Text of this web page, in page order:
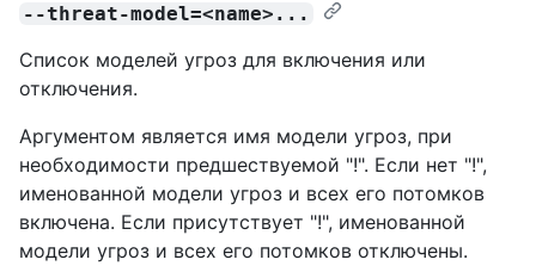
--threat-model=<name>...
Список моделей угроз для включения или
отключения.
Аргументом является имя модели угроз, при
необходимости предшествуемой "!". Если нет "!",
именованной модели угроз и всех его потомков
включена. Если присутствует "!", именованной
модели угроз и всех его потомков отключены.